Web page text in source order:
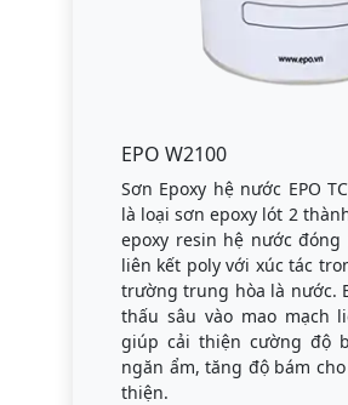
EPO W2100
Sơn Epoxy hệ nước EPO
là loại sơn epoxy lót 2
epoxy resin hệ nước
liên kết poly với xúc tác
trường trung hòa là nước.
thấu sâu vào mao mạch
giúp cải thiện cường độ
ngăn ẩm, tăng độ bám
thiện.